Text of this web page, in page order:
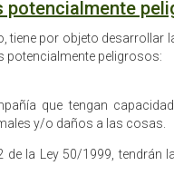
potencialmente
tiene por objeto desarrollar
potencialmente peligrosos:
que tengan
y/o daños a las cosas.
la Ley 50/1999, tendrán